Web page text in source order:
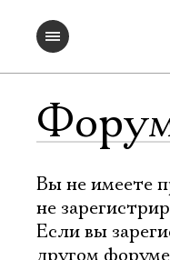
Вы не имеете
не
Если вы